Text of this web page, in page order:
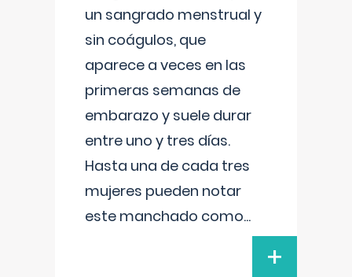
un sangrado menstrual y
sin coágulos, que
aparece a veces en las
primeras semanas de
embarazo y suele durar
entre uno y tres días.
Hasta una de cada tres
mujeres pueden notar
este manchado como...
+